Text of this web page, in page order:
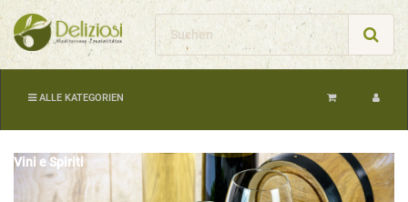
ALLE KATEGORIEN
Vini e Spiriti